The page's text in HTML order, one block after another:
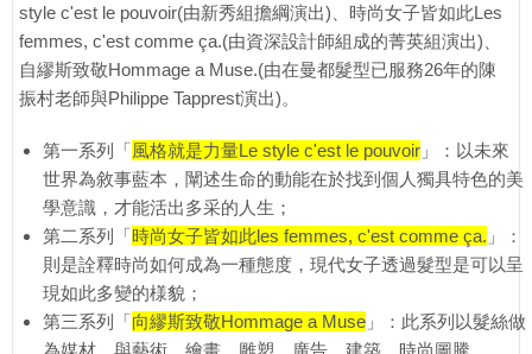
style c'est le pouvoir(由新秀組擔綱演出)、時尚女子皆如此Les
femmes, c'est comme ça.(由資深設計師組成的菁英組演出)、
自繆斯致敬Hommage a Muse.(由在曼都髮型已服務26年的陳
振村老師與Philippe Tapprest演出)。
第一系列「風格就是力量Le style c'est le pouvoir 」：以未來
世界為敘事藍本，闡述生命的動能在於找到個人獨具特色的美
學意識，才能活出多采的人生；
第二系列「時尚女子皆如此les femmes, c'est comme ça. 」：
則是詮釋時尚如何成為一種態度，現代女子透過髮型是可以呈
現如此多變的様貌；
第三系列「向繆斯致敬Hommage a Muse 」：此系列以髮絲做
為媒材，與藝術、繪畫、雕塑、廣告、建築、時尚圖騰、